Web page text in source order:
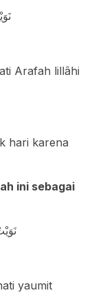
Arafah lillâhi
hari karena
ini sebagai
yaumit